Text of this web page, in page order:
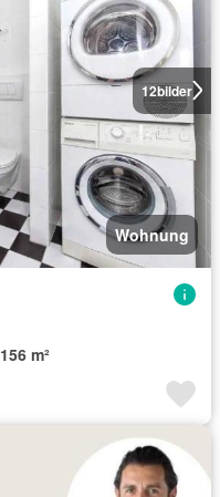
12bilder
Wohnung
156 m²